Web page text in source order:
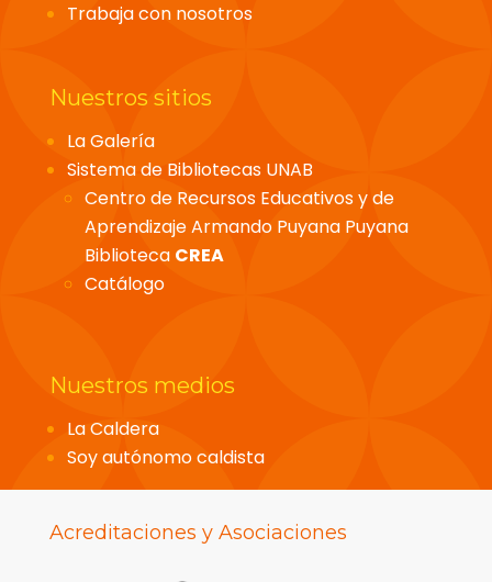
Trabaja con nosotros
Nuestros sitios
La Galería
Sistema de Bibliotecas UNAB
Centro de Recursos Educativos y de
Aprendizaje Armando Puyana Puyana
Biblioteca CREA
Catálogo
Nuestros medios
La Caldera
Soy autónomo caldista
Acreditaciones y Asociaciones